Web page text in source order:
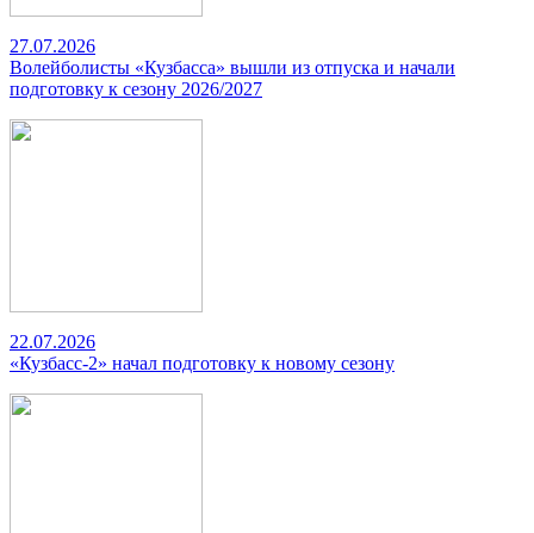
27.07.2026
Волейболисты «Кузбасса» вышли из отпуска и начали
подготовку к сезону 2026/2027
22.07.2026
«Кузбасс-2» начал подготовку к новому сезону